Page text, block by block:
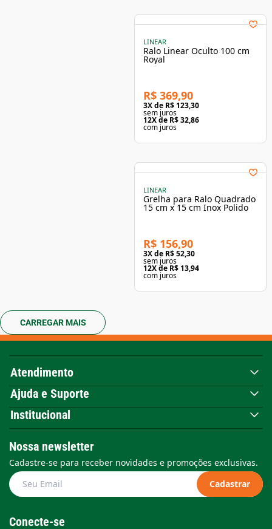
LINEAR
Ralo Linear Oculto 100 cm
Royal
R$ 369,90
3X de R$ 123,30
sem juros
12X de R$ 32,86
com juros
LINEAR
Grelha para Ralo Quadrado
15 cm x 15 cm Inox Polido
R$ 156,90
3X de R$ 52,30
sem juros
12X de R$ 13,94
com juros
CARREGAR MAIS
Atendimento
Ajuda e Suporte
Institucional
Nossa newsletter
Cadastre-se para receber novidades e promoções exclusivas.
Cadastrar
Conecte-se